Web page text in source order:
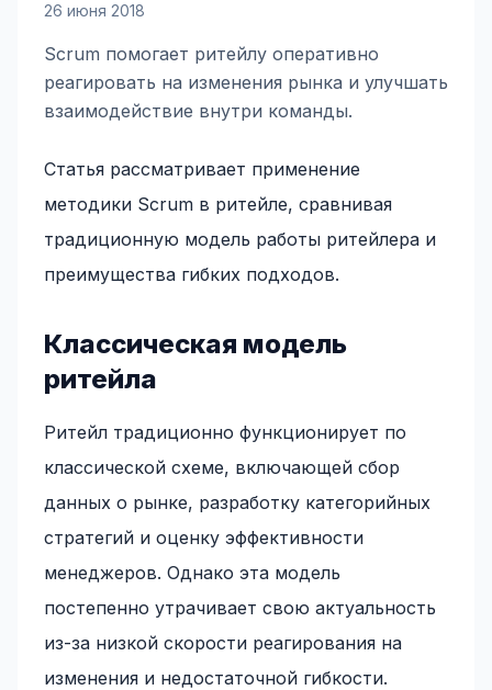
26 июня 2018
Scrum помогает ритейлу оперативно
реагировать на изменения рынка и улучшать
взаимодействие внутри команды.
Статья рассматривает применение
методики Scrum в ритейле, сравнивая
традиционную модель работы ритейлера и
преимущества гибких подходов.
Классическая модель
ритейла
Ритейл традиционно функционирует по
классической схеме, включающей сбор
данных о рынке, разработку категорийных
стратегий и оценку эффективности
менеджеров. Однако эта модель
постепенно утрачивает свою актуальность
из-за низкой скорости реагирования на
изменения и недостаточной гибкости.